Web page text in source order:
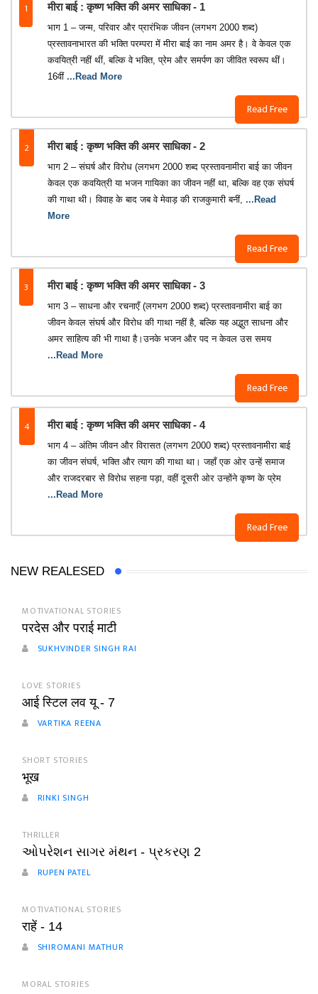
1 मीरा बाई : कृष्ण भक्ति की अमर साधिका - 1
Read Free
भाग 1 – जन्म, परिवार और प्रारंभिक जीवन (लगभग 2000 शब्द)
प्रस्तावनाभारत की भक्ति परम्परा में मीरा बाई का नाम अमर है। वे केवल एक
कवयित्री नहीं थीं, बल्कि वे भक्ति, प्रेम और समर्पण का जीवित स्वरूप थीं।
16वीं ...Read More
2 मीरा बाई : कृष्ण भक्ति की अमर साधिका - 2
Read Free
भाग 2 – संघर्ष और विरोध (लगभग 2000 शब्द प्रस्तावनामीरा बाई का जीवन
केवल एक कवयित्री या भजन गायिका का जीवन नहीं था, बल्कि वह एक संघर्ष
की गाथा थी। विवाह के बाद जब वे मेवाड़ की राजकुमारी बनीं, ...Read
More
3 मीरा बाई : कृष्ण भक्ति की अमर साधिका - 3
Read Free
भाग 3 – साधना और रचनाएँ (लगभग 2000 शब्द) प्रस्तावनामीरा बाई का
जीवन केवल संघर्ष और विरोध की गाथा नहीं है, बल्कि यह अद्भुत साधना और
अमर साहित्य की भी गाथा है।उनके भजन और पद न केवल उस समय
...Read More
4 मीरा बाई : कृष्ण भक्ति की अमर साधिका - 4
Read Free
भाग 4 – अंतिम जीवन और विरासत (लगभग 2000 शब्द) प्रस्तावनामीरा बाई
का जीवन संघर्ष, भक्ति और त्याग की गाथा था। जहाँ एक ओर उन्हें समाज
और राजदरबार से विरोध सहना पड़ा, वहीं दूसरी ओर उन्होंने कृष्ण के प्रेम
...Read More
NEW REALESED
MOTIVATIONAL STORIES
परदेस और पराई माटी
SUKHVINDER SINGH RAI
LOVE STORIES
आई स्टिल लव यू - 7
VARTIKA REENA
SHORT STORIES
भूख
RINKI SINGH
THRILLER
ઓપરેશન સાગર મંથન - પ્રકરણ 2
RUPEN PATEL
MOTIVATIONAL STORIES
राहें - 14
SHIROMANI MATHUR
MORAL STORIES